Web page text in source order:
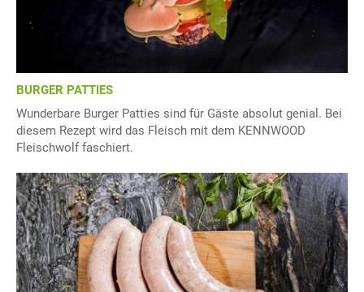
BURGER PATTIES
Wunderbare Burger Patties sind für Gäste absolut genial. Bei
diesem Rezept wird das Fleisch mit dem KENNWOOD
Fleischwolf faschiert.